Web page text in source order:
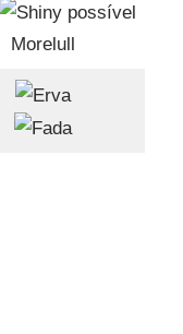
Morelull